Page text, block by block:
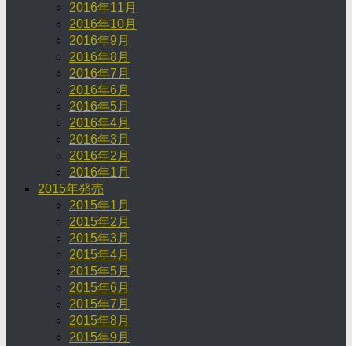
2016年11月
2016年10月
2016年9月
2016年8月
2016年7月
2016年6月
2016年5月
2016年4月
2016年3月
2016年2月
2016年1月
2015年発売
2015年1月
2015年2月
2015年3月
2015年4月
2015年5月
2015年6月
2015年7月
2015年8月
2015年9月